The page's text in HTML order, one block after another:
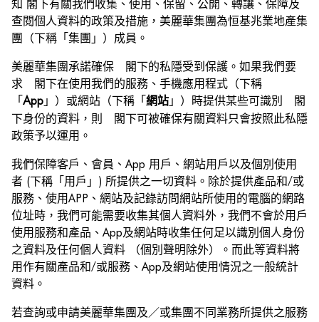
知 閣下有關我們收集、使用、保留、公開、轉讓、保障及
查閱個人資料的政策及措施，美麗華集團為恒基兆業地產集
團（下稱「集團」）成員。
美麗華集團承諾確保 閣下的私隱受到保護。如果我們要
求 閣下在使用我們的服務、手機應用程式（下稱
「App 」）或網站（下稱「網站 」）時提供某些可識別 閣
下身份的資料，則 閣下可被確保有關資料只會按照此私隱
政策予以運用。
我們保障客戶、會員、App 用戶、網站用戶以及個別使用
者 (下稱「用戶」) 所提供之一切資料。除於提供產品和/或
服務、使用APP、網站及記錄訪問網站所使用的電腦的網路
位址時，我們可能需要收集其個人資料外，我們不會於用戶
使用服務和產品、App及網站時收集任何足以識別個人身份
之資料及任何個人資料 （個別聲明除外）。而此等資料將
用作有關產品和/或服務、App及網站使用情況之一般統計
資料。
若查詢或申請美麗華集團及／或集團不同業務所提供之服務